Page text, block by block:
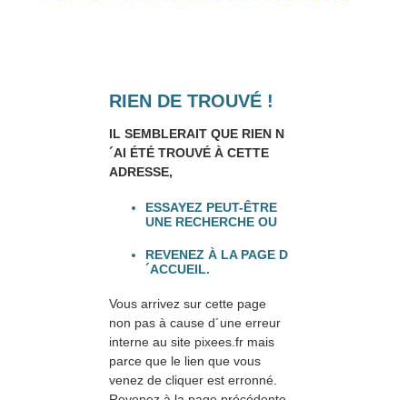
RIEN DE TROUVÉ !
IL SEMBLERAIT QUE RIEN N
´AI ÉTÉ TROUVÉ À CETTE
ADRESSE,
ESSAYEZ PEUT-ÊTRE
UNE RECHERCHE OU
REVENEZ À LA PAGE D
´ACCUEIL.
Vous arrivez sur cette page
non pas à cause d´une erreur
interne au site pixees.fr mais
parce que le lien que vous
venez de cliquer est erronné.